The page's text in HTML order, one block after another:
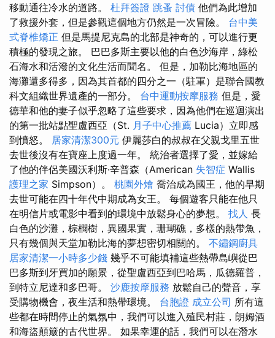
移動通往冷水的道路。 杜拜簽證 跳蚤 討債 他們為此增加
了救援外套，但是參觀這個地方仍然是一次冒險。 台中美
式脊椎矯正 但是馬提尼克島的北部是神奇的，可以進行更
積極的發現之旅。 巴巴多斯主要以他的白色沙海岸，綠松
石海水和活潑的文化生活而聞名。 但是，加勒比海地區的
海灘還多得多，因為其首都的四分之一（駐軍）是聯合國教
科文組織世界遺產的一部分。 台中運動按摩服務 但是，愛
德華和他的妻子似乎忽略了這些要求，因為他們在巡迴演出
的第一批站點聖盧西亞（St. 月子中心推薦 Lucia）立即感
到憤怒。 居家清潔300元 伊麗莎白的叔叔在父親戈里五世
去世後沒有在寶座上度過一年。 統治者選擇了愛，並嫁給
了他的伴侶美國沃利斯·辛普森（American 失智症 Wallis
護理之家 Simpson）。 桃園外燴 喬治成為國王，他的早期
去世可能在四十年代中期成為女王。 每個遊客只能在他只
在明信片或電影中看到的環境中放鬆身心的夢想。 找人 長
白色的沙灘，棕櫚樹，異國果實，珊瑚礁，多樣的熱帶魚，
只有幾個與天堂加勒比海的夢想密切相關的。 不鏽鋼廚具
居家清潔一小時多少錢 幾乎不可能填補這些熱帶島嶼從巴
巴多斯到牙買加的願景，從聖盧西亞到巴哈馬，瓜德羅普，
到特立尼達和多巴哥。 沙鹿按摩服務 放鬆自己的聲音，享
受購物機會，夜生活和熱帶環境。 台胞證 成立公司 所有這
些都在時間停止的氣氛中，我們可以進入殖民村莊，朗姆酒
和海盜顛簸的古代世界。 如果幸運的話，我們可以在潛水